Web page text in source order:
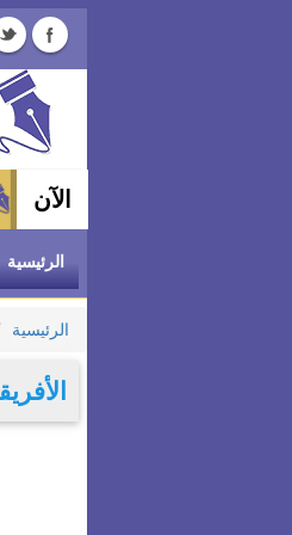
الآنوزير
الرئيسية
الرئيسية